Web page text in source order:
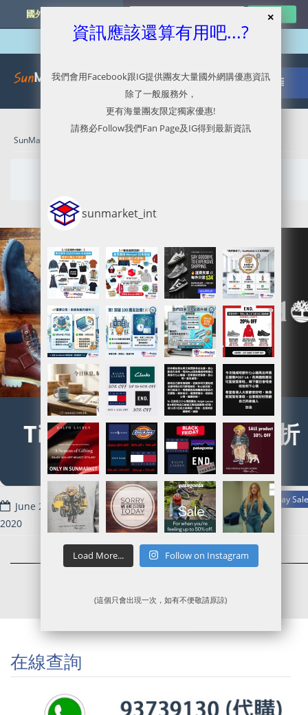
國外網購最新資訊
SunMarket 代購．代運．代寄
Read more
Timberland 美國官網6 折
Sale
Timberland官網代購/代運/集運服務指南 | 6折起Black Friday Sale
June 27,
2020
在線查詢
資訊應該還算有用吧...?
我們會用Facebook跟IG提供團友大量國外網購優惠資訊
除了一般服務外，
更有海量團友限定獨家優惠!
請務必Follow我們Fan Page及IG得到最新資訊
sunmarket_int
Load More... Follow on Instagram
(這個只會出現一次，如有不便敬請原諒)